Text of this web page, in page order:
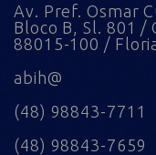
Av. Pref. Osmar
Bloco B, Sl. 801 /
88015-100 /
abih@
(48) 98843-7711
(48) 98843-7659